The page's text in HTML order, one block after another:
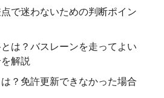
で迷わないための判断ポイン
は？バスレーンを走ってよい
解説
？免許更新できなかった場合